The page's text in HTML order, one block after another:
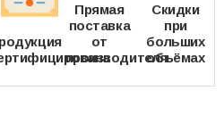
Прямая
поставка
от
производителя
Скидки
при
больших
объёмах